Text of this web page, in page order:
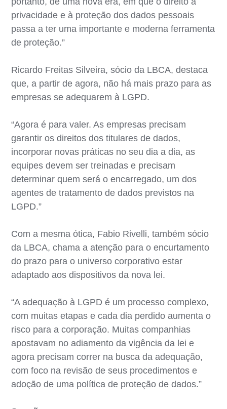
privacidade e à proteção dos dados pessoais
passa a ter uma importante e moderna ferramenta
de proteção.”
Ricardo Freitas Silveira, sócio da LBCA, destaca
que, a partir de agora, não há mais prazo para as
empresas se adequarem à LGPD.
“Agora é para valer. As empresas precisam
garantir os direitos dos titulares de dados,
incorporar novas práticas no seu dia a dia, as
equipes devem ser treinadas e precisam
determinar quem será o encarregado, um dos
agentes de tratamento de dados previstos na
LGPD.”
Com a mesma ótica, Fabio Rivelli, também sócio
da LBCA, chama a atenção para o encurtamento
do prazo para o universo corporativo estar
adaptado aos dispositivos da nova lei.
“A adequação à LGPD é um processo complexo,
com muitas etapas e cada dia perdido aumenta o
risco para a corporação. Muitas companhias
apostavam no adiamento da vigência da lei e
agora precisam correr na busca da adequação,
com foco na revisão de seus procedimentos e
adoção de uma política de proteção de dados.”